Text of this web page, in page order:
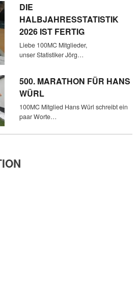
DIE
HALBJAHRESSTATISTIK
2026 IST FERTIG
Liebe 100MC Mitglieder,
unser Statistiker Jörg…
500. MARATHON FÜR HANS
WÜRL
100MC Mitglied Hans Würl schreibt ein
paar Worte…